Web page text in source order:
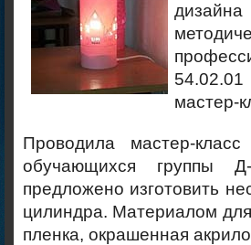
мастер-
Проводила мастер-
обучающихся группы
предложено изготовить
цилиндра. Материалом
пленка, окрашенная